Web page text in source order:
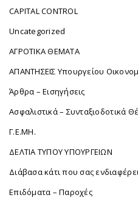
CAPITAL CONTROL
Uncategorized
ΑΓΡΟΤΙΚΑ ΘΕΜΑΤΑ
ΑΠΑΝΤΗΣΕΙΣ Υπουργείου
Άρθρα – Εισηγήσεις
Ασφαλιστικά – Συνταξιοδοτικά
Γ.Ε.ΜΗ.
ΔΕΛΤΙΑ ΤΥΠΟΥ ΥΠΟΥΡΓΕΙΩΝ
Διάβασα κάτι που σας
Επιδόματα – Παροχές